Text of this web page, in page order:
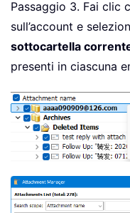
Passaggio 3. Fai clic
sull’account e
sottocartella
presenti in ciascuna